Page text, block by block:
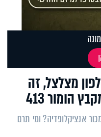
מצלצל, זה
הומור 413
אנציקלופדיה? ומי תרם